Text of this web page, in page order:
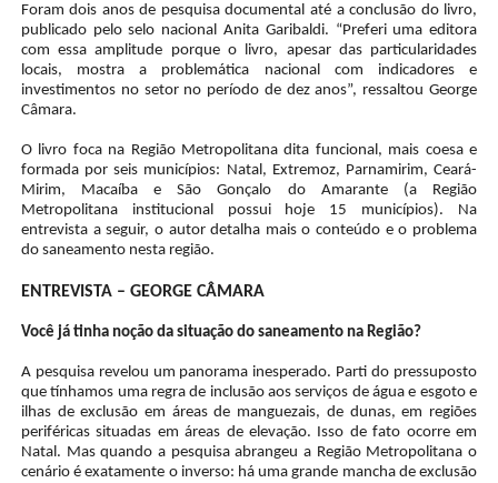
Foram dois anos de pesquisa documental até a conclusão do livro,
publicado pelo selo nacional Anita Garibaldi. “Preferi uma editora
com essa amplitude porque o livro, apesar das particularidades
locais, mostra a problemática nacional com indicadores e
investimentos no setor no período de dez anos”, ressaltou George
Câmara.
O livro foca na Região Metropolitana dita funcional, mais coesa e
formada por seis municípios: Natal, Extremoz, Parnamirim, Ceará-
Mirim, Macaíba e São Gonçalo do Amarante (a Região
Metropolitana institucional possui hoje 15 municípios). Na
entrevista a seguir, o autor detalha mais o conteúdo e o problema
do saneamento nesta região.
ENTREVISTA – GEORGE CÂMARA
Você já tinha noção da situação do saneamento na Região?
A pesquisa revelou um panorama inesperado. Parti do pressuposto
que tínhamos uma regra de inclusão aos serviços de água e esgoto e
ilhas de exclusão em áreas de manguezais, de dunas, em regiões
periféricas situadas em áreas de elevação. Isso de fato ocorre em
Natal. Mas quando a pesquisa abrangeu a Região Metropolitana o
cenário é exatamente o inverso: há uma grande mancha de exclusão